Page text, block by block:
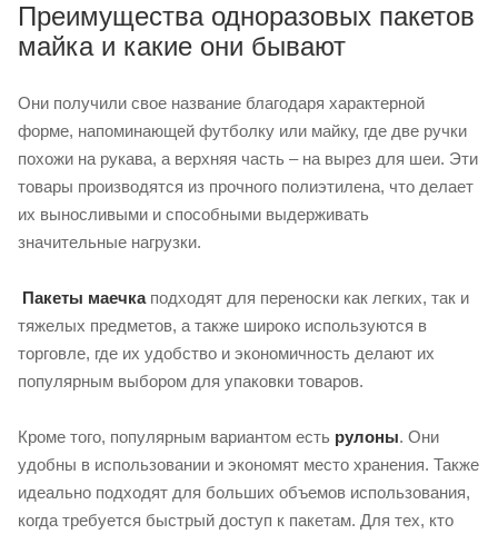
Преимущества одноразовых пакетов
майка и какие они бывают
Они получили свое название благодаря характерной
форме, напоминающей футболку или майку, где две ручки
похожи на рукава, а верхняя часть – на вырез для шеи. Эти
товары производятся из прочного полиэтилена, что делает
их выносливыми и способными выдерживать
значительные нагрузки.
Пакеты маечкаподходят для переноски как легких, так и
тяжелых предметов, а также широко используются в
торговле, где их удобство и экономичность делают их
популярным выбором для упаковки товаров.
Кроме того, популярным вариантом есть рулоны. Они
удобны в использовании и экономят место хранения. Также
идеально подходят для больших объемов использования,
когда требуется быстрый доступ к пакетам. Для тех, кто